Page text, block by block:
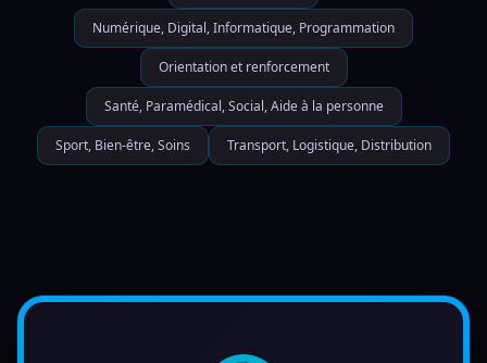
Numérique, Digital, Informatique, Programmation
Orientation et renforcement
Santé, Paramédical, Social, Aide à la personne
Sport, Bien-être, Soins Transport, Logistique, Distribution